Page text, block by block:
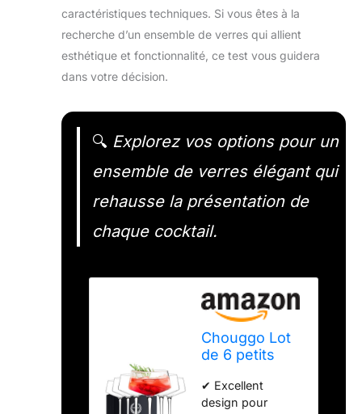
caractéristiques techniques. Si vous êtes à la
recherche d’un ensemble de verres qui allient
esthétique et fonctionnalité, ce test vous guidera
dans votre décision.
🔍 Explorez vos options pour un
ensemble de verres élégant qui
rehausse la présentation de
chaque cocktail.
Chouggo Lot
de 6 petits
cocktail
coupés
✔ Excellent
design pour